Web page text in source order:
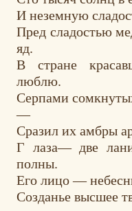
И неземную
Пред сладостью
яд.
В стране
люблю.
Серпами
—
Сразил их амбры
Г лаза— две
полны.
Его лицо —
Созданье высшее